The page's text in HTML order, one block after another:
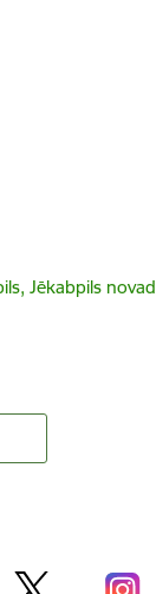
Jēkabpils